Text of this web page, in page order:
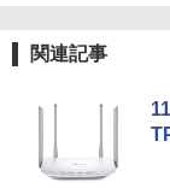
関連記事